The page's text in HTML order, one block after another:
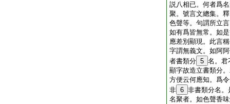
説八相已。何者爲
聚。號言文總集。
色聲等。句謂所立
如有爲皆無常。如
應差別顯現。此言
字謂無義文。如阿
者書類分 5 名。君
顯字故造立書類分
方便云何應知。爲
非 6 非書類分名。
名聚者。如色聲香